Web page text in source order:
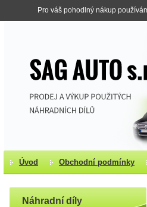
Pro váš pohodlný nákup
Úvod Obchodní podmínky
Náhradní díly